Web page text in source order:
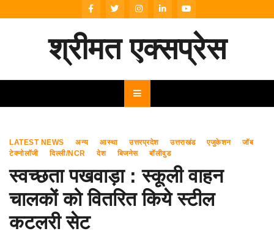
to
श्रीमत एक्सप्रेस
LATEST NEWS अन्य आस्था उत्तरप्रदेश उत्तराखंड एजुकेशन
जॉब
टेक्नोलॉजी
दिल्ली/NCR देश बिजनेस बॉलीवुड
स्वच्छता पखवाड़ा : स्कूली वाहन
चालकों को वितरित किये स्टील
कटलरी सेट